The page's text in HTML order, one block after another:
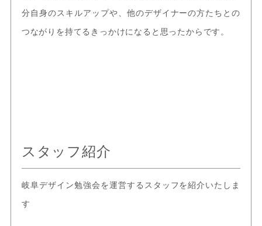
分自身のスキルアップや、他のデザイナーの方たちとの
つながりを持てるきっかけになると思ったからです。
スタッフ紹介
岐阜デザイン勉強会を運営するスタッフを紹介いたしま
す